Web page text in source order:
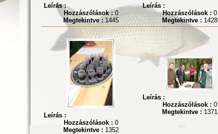
Leírás :
Hozzászólások :0
Megtekintve : 1445
Leírás :
Hozzászólások : 0
Megtekintve : 1428
Leírás :
Hozzászólások : 0
Megtekintve : 1352
Leírás :
Hozzászólások : 0
Megtekintve : 1371